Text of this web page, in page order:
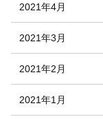
2021年4月
2021年3月
2021年2月
2021年1月